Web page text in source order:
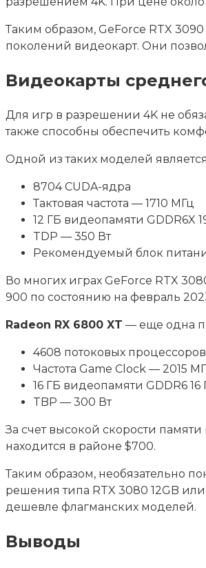
Таким образом, GeForce RTX
поколений видеокарт. Они
Видеокарты
Для игр в разрешении 4K не
также способны обеспечить
Одной из таких моделей является
8704 CUDA-ядра
Тактовая частота — 1710 МГц
12 ГБ видеопамяти GDDR6X
TDP — 350 Вт
Рекомендуемый блок
Во многих играх GeForce RTX
900 по состоянию на февраль
Radeon RX 6800 XT — еще одна
4608 потоковых процессоров
Частота Game Clock — 2015
16 ГБ видеопамяти GDDR6 16
TBP — 300 Вт
За счет высокой скорости
находится в районе $700.
Таким образом, необязательно
решения типа RTX 3080 12GB
дешевле флагманских моделей.
Выводы